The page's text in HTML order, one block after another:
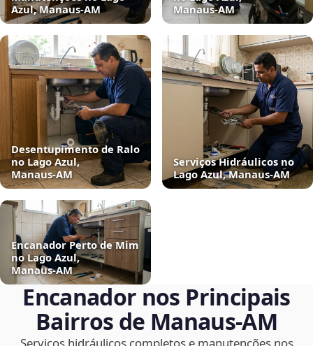
Azul, Manaus‑AM
Manaus‑AM
Desentupimento de Ralo
no Lago Azul,
Manaus‑AM
Serviços Hidráulicos no
Lago Azul, Manaus‑AM
Encanador Perto de Mim
no Lago Azul,
Manaus‑AM
Encanador nos Principais
Bairros de Manaus‑AM
Serviços hidráulicos completos e manutenções nos